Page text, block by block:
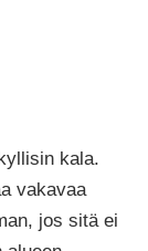
kala.
vakavaa
jos sitä ei